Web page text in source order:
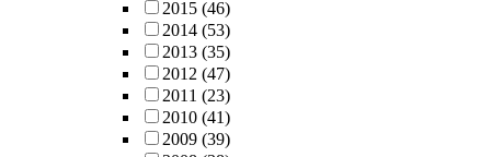
2015 (46)
2014 (53)
2013 (35)
2012 (47)
2011 (23)
2010 (41)
2009 (39)